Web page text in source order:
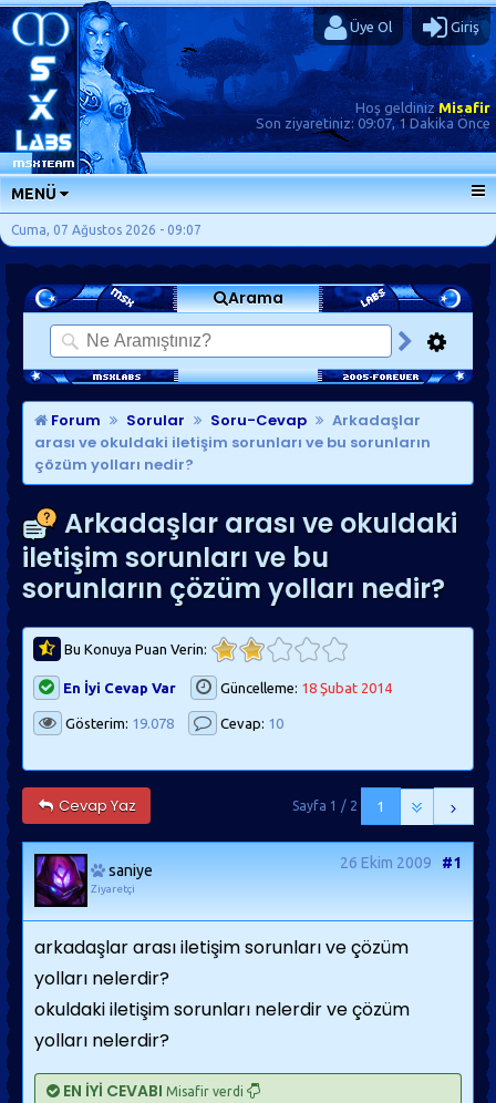
Üye Ol Giriş
Hoş geldinizMisafir
Son ziyaretiniz: 09:07, 1 Dakika Önce
MENÜ
ANA SAYFA
FORUMLAR
SORU-CEVAP
GÜNLÜKLER
SON MESAJLAR
KISAYOLLAR
Cuma, 07 Ağustos 2026 - 09:07
Arama
Forum Sorular Soru-Cevap
Arkadaşlar
arası ve okuldaki iletişim sorunları ve bu sorunların
çözüm yolları nedir?
Arkadaşlar arası ve okuldaki
iletişim sorunları ve bu
sorunların çözüm yolları nedir?
Bu Konuya Puan Verin:
En İyi Cevap Var Güncelleme: 18 Şubat 2014
Gösterim: 19.078 Cevap: 10
Cevap Yaz 1
Sayfa 1 / 2
saniye
Ziyaretçi
26 Ekim 2009 #1
arkadaşlar arası iletişim sorunları ve çözüm
yolları nelerdir?
okuldaki iletişim sorunları nelerdir ve çözüm
yolları nelerdir?
EN İYİ CEVABI Misafir verdi